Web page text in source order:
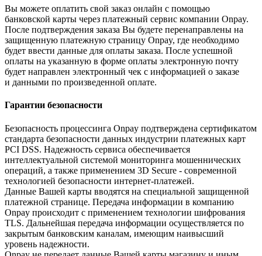
Вы можете оплатить свой заказ онлайн с помощью
банковской карты через платежный сервис компании Onpay.
После подтверждения заказа Вы будете перенаправлены на
защищенную платежную страницу Onpay, где необходимо
будет ввести данные для оплаты заказа. После успешной
оплаты на указанную в форме оплаты электронную почту
будет направлен электронный чек с информацией о заказе
и данными по произведенной оплате.
Гарантии безопасности
Безопасность процессинга Onpay подтверждена сертификатом
стандарта безопасности данных индустрии платежных карт
PCI DSS. Надежность сервиса обеспечивается
интеллектуальной системой мониторинга мошеннических
операций, а также применением 3D Secure - современной
технологией безопасности интернет-платежей.
Данные Вашей карты вводятся на специальной защищенной
платежной странице. Передача информации в компанию
Onpay происходит с применением технологии шифрования
TLS. Дальнейшая передача информации осуществляется по
закрытым банковским каналам, имеющим наивысший
уровень надежности.